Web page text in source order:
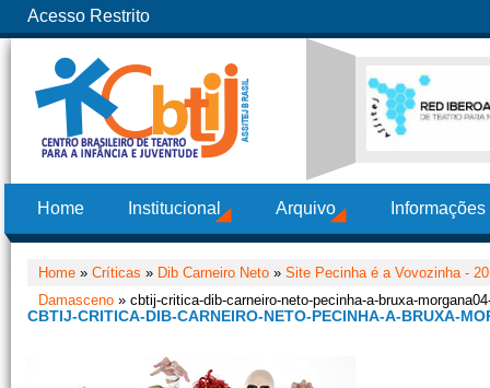
Acesso Restrito
Home Institucional Arquivo
Home » Críticas » Dib Carneiro Neto » Site Pecinha é a Vovozinha -
Damasceno » cbtij-critica-dib-carneiro-neto-pecinha-a-bruxa-
CBTIJ-CRITICA-DIB-CARNEIRO-NETO-PECINHA-A-BRUXA-